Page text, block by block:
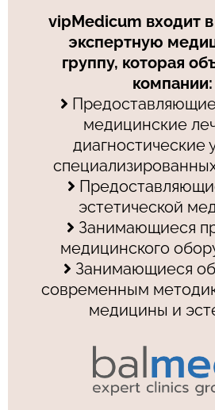
vipMedicum входит
экспертную
группу, которая
компании:
медицинские
диагностические
эстетической
Занимающиеся
медицинского
Занимающиеся
современным
медицины и